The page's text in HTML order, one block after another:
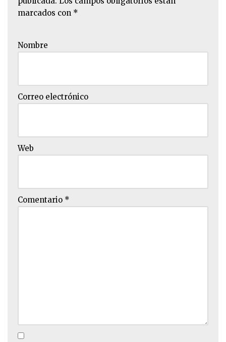
marcados con *
Nombre
Correo electrónico
Web
Comentario *